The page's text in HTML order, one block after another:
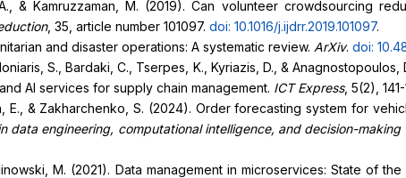
& Kamruzzaman, M. (2019). Can volunteer crowdsourcing
, 35, article number 101097. doi: 10.1016/j.ijdrr.2019.101097.
and disaster operations: A systematic review. ArXiv. doi:
S., Bardaki, C., Tserpes, K., Kyriazis, D., &
AI services for supply chain management. ICT Express, 5(2), 141-
E., & Zakharchenko, S. (2024). Order forecasting system for
data engineering, computational intelligence, and decision-making
M. (2021). Data management in microservices: State of